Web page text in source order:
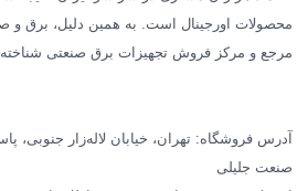
محصولات اورجینال است. به همین دلیل، برق و
مرجع و مرکز فروش تجهیزات برق صنعتی
صنعت جلیلی